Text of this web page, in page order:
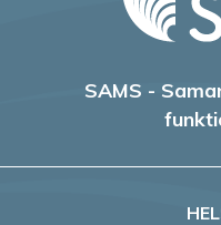
SAMS -